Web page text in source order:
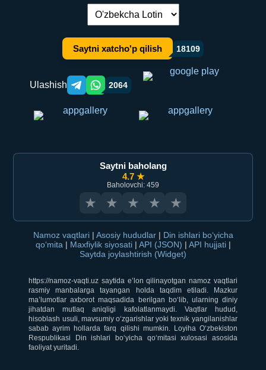
Tilni almashtirish:
Saytni xatcho'p qilish 18109
Ulashish Telegram orqali ulashish
WhatsApp orqali ulashish
2064
Saytni baholang
4.7 ★
Baholovchi: 459
★ ★ ★ ★ ★
Namoz vaqtlari | Asosiy hududlar | Din ishlari bo‘yicha
qo‘mita | Maxfiylik siyosati | API (JSON) | API hujjati |
Saytda joylashtirish (Widget)
https://namoz-vaqti.uz saytida e’lon qilinayotgan namoz vaqtlari
rasmiy manbalarga tayangan holda taqdim etiladi. Mazkur
ma’lumotlar axborot maqsadida berilgan bo‘lib, ularning diniy
jihatdan mutlaq aniqligi kafolatlanmaydi. Vaqtlar hudud,
hisoblash usuli, mavsumiy o‘zgarishlar yoki texnik yangilanishlar
sabab ayrim hollarda farq qilishi mumkin. Loyiha O‘zbekiston
Respublikasi Din ishlari bo‘yicha qo‘mitasi xulosasi asosida
faoliyat yuritadi.